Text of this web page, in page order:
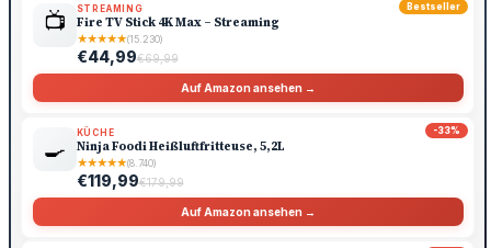
Bestseller
📺 STREAMING
Fire TV Stick 4K Max – Streaming
★★★★★(15.230)
€44,99€69,99
Auf Amazon ansehen →
-33%
🍳
KÜCHE
Ninja Foodi Heißluftfritteuse, 5,2L
★★★★★(8.740)
€119,99€179,99
Auf Amazon ansehen →